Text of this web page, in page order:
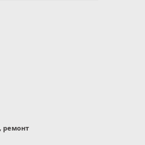
ремонт